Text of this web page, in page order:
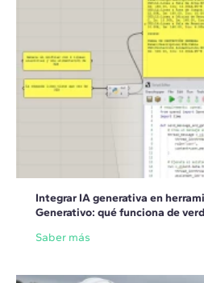
Integrar IA generativa en
Generativo: qué funciona de
Saber más